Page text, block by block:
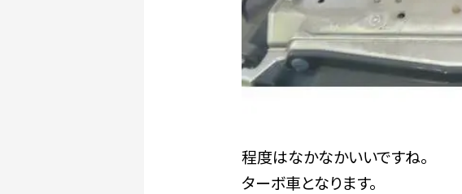
程度はなかなかいいですね。
ターボ車となります。